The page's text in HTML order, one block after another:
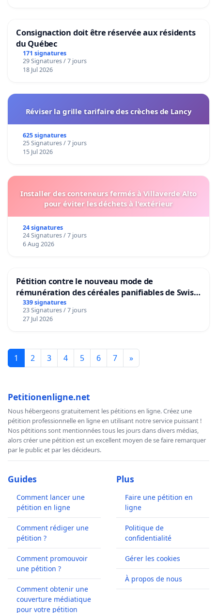
Consignaction doit être réservée aux résidents
du Québec
171 signatures
29 Signatures / 7 jours
18 Jul 2026
Réviser la grille tarifaire des crèches de Lancy
625 signatures
25 Signatures / 7 jours
15 Jul 2026
Installer des conteneurs fermés à Villaverde Alto
pour éviter les déchets à l'extérieur
24 signatures
24 Signatures / 7 jours
6 Aug 2026
Pétition contre le nouveau mode de
rémunération des céréales panifiables de Swiss
granum basé sur la teneur en protéines
339 signatures
23 Signatures / 7 jours
27 Jul 2026
1 2 3 4 5 6 7 »
Petitionenligne.net
Nous hébergeons gratuitement les pétitions en ligne. Créez une
pétition professionnelle en ligne en utilisant notre service puissant !
Nos pétitions sont mentionnées tous les jours dans divers médias,
alors créer une pétition est un excellent moyen de se faire remarquer
par le public et par les décideurs.
Guides
Comment lancer une
pétition en ligne
Comment rédiger une
pétition ?
Comment promouvoir
une pétition ?
Comment obtenir une
couverture médiatique
pour votre pétition
Plus
Faire une pétition en
ligne
Politique de
confidentialité
Gérer les cookies
À propos de nous